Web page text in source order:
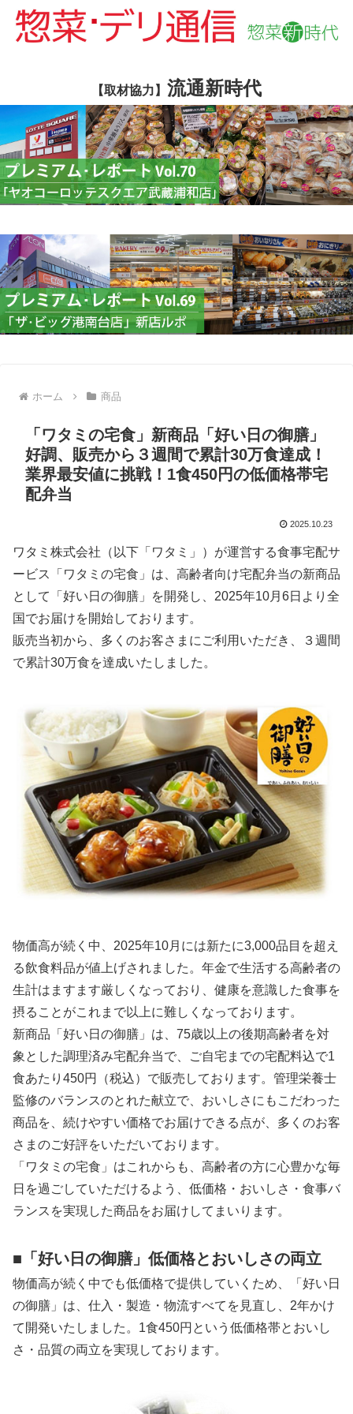
【取材協力】 流通新時代
ホーム 商品
「ワタミの宅食」新商品「好い日の御膳」
好調、販売から３週間で累計30万食達成！
業界最安値に挑戦！1食450円の低価格帯宅
配弁当
2025.10.23
ワタミ株式会社（以下「ワタミ」）が運営する食事宅配サ
ービス「ワタミの宅食」は、高齢者向け宅配弁当の新商品
として「好い日の御膳」を開発し、2025年10月6日より全
国でお届けを開始しております。
販売当初から、多くのお客さまにご利用いただき、３週間
で累計30万食を達成いたしました。
物価高が続く中、2025年10月には新たに3,000品目を超え
る飲食料品が値上げされました。年金で生活する高齢者の
生計はますます厳しくなっており、健康を意識した食事を
摂ることがこれまで以上に難しくなっております。
新商品「好い日の御膳」は、75歳以上の後期高齢者を対
象とした調理済み宅配弁当で、ご自宅までの宅配料込で1
食あたり450円（税込）で販売しております。管理栄養士
監修のバランスのとれた献立で、おいしさにもこだわった
商品を、続けやすい価格でお届けできる点が、多くのお客
さまのご好評をいただいております。
「ワタミの宅食」はこれからも、高齢者の方に心豊かな毎
日を過ごしていただけるよう、低価格・おいしさ・食事バ
ランスを実現した商品をお届けしてまいります。
■「好い日の御膳」低価格とおいしさの両立
物価高が続く中でも低価格で提供していくため、「好い日
の御膳」は、仕入・製造・物流すべてを見直し、2年かけ
て開発いたしました。1食450円という低価格帯とおいし
さ・品質の両立を実現しております。